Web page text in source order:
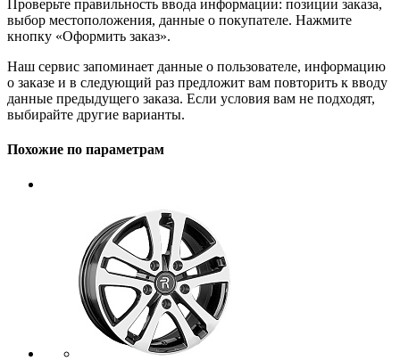
Проверьте правильность ввода информации: позиции заказа,
выбор местоположения, данные о покупателе. Нажмите
кнопку «Оформить заказ».
Наш сервис запоминает данные о пользователе, информацию
о заказе и в следующий раз предложит вам повторить к вводу
данные предыдущего заказа. Если условия вам не подходят,
выбирайте другие варианты.
Похожие по параметрам